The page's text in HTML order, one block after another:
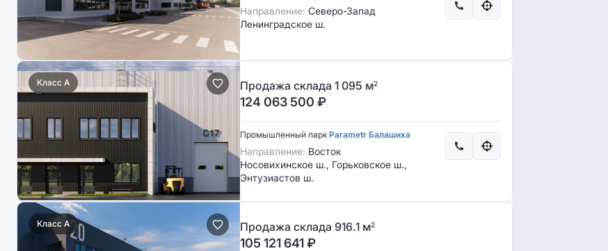
Направление: Северо-Запад
Ленинградское ш.
Класс A Продажа склада 1 095 м2
124 063 500 ₽
Промышленный парк Parametr Балашиха
Направление: Восток
Носовихинское ш., Горьковское ш.,
Энтузиастов ш.
Класс A Продажа склада 916.1 м2
105 121 641₽